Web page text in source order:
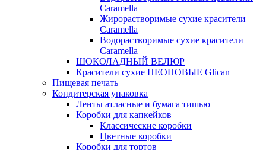
Caramella
Жирорастворимые сухие красители
Caramella
Водорастворимые сухие красители
Caramella
ШОКОЛАДНЫЙ ВЕЛЮР
Красители сухие НЕОНОВЫЕ Glican
Пищевая печать
Кондитерская упаковка
Ленты атласные и бумага тишью
Коробки для капкейков
Классические коробки
Цветные коробки
Коробки для тортов